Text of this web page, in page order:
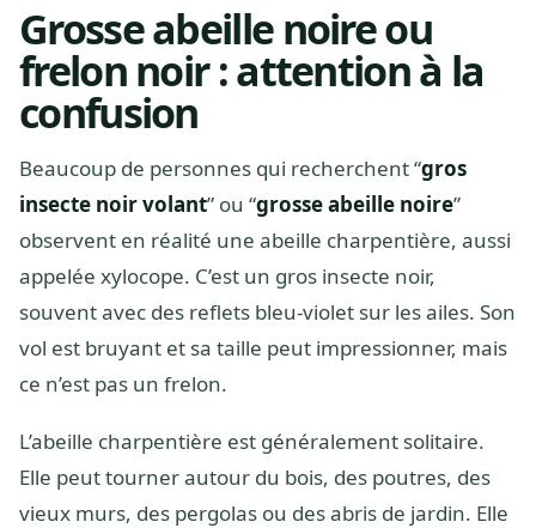
Grosse abeille noire ou
frelon noir : attention à la
confusion
Beaucoup de personnes qui recherchent “gros
insecte noir volant” ou “grosse abeille noire”
observent en réalité une abeille charpentière, aussi
appelée xylocope. C’est un gros insecte noir,
souvent avec des reflets bleu-violet sur les ailes. Son
vol est bruyant et sa taille peut impressionner, mais
ce n’est pas un frelon.
L’abeille charpentière est généralement solitaire.
Elle peut tourner autour du bois, des poutres, des
vieux murs, des pergolas ou des abris de jardin. Elle